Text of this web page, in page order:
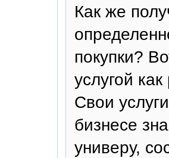
Как же
покупки?
услугой
Свои
бизнесе
универу,